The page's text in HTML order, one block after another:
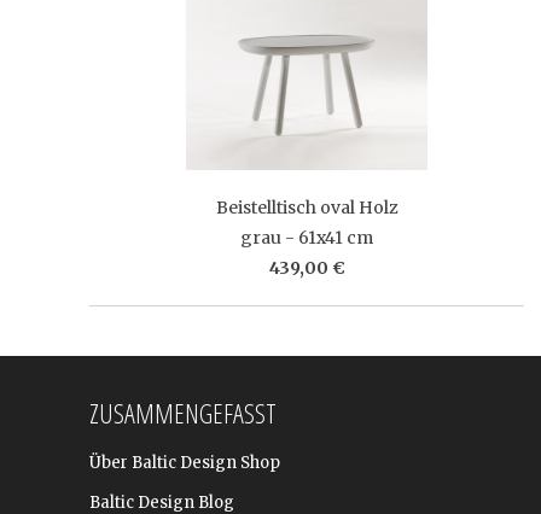
Beistelltisch oval Holz
grau - 61x41 cm
439,00 €
ZUSAMMENGEFASST
Über Baltic Design Shop
Baltic Design Blog